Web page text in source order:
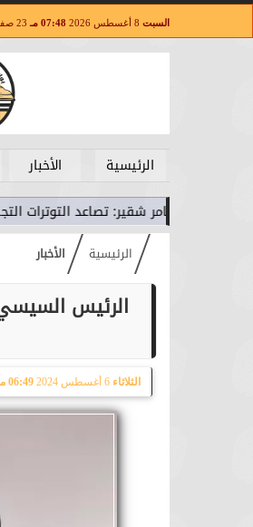
السبت 07:48 مـ 23 صفر 1448
الرئيسية الأخبار
سامر شقير: تصاعد التوترات التجارية
الرئيسية الأخبار
الرئيس
الثلاثاء 6 أغسطس 2024 06:49 مـ